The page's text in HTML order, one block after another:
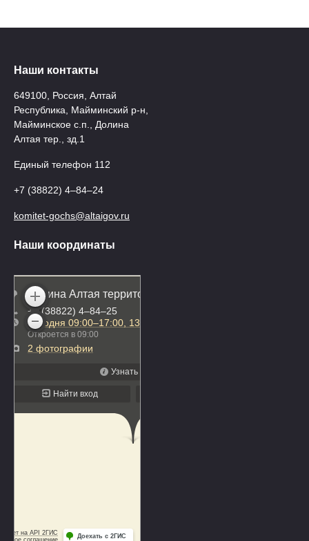
Наши контакты
649100, Россия, Алтай
Республика, Майминский р-н,
Майминское с.п., Долина
Алтая тер., зд.1
Единый телефон 112
+7 (38822) 4‒84‒24
komitet-gochs@altaigov.ru
Наши координаты